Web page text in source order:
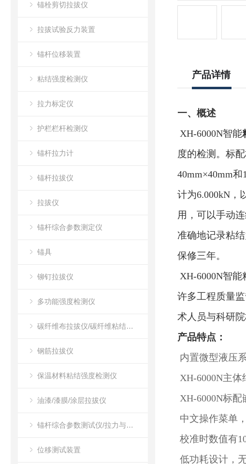
锚栓剪切拉拔仪
拉拔试验反力装置
锚杆位移装置
粘结强度检测仪
拉力标定仪
护栏栏杆检测仪
锚杆拉力计
锚杆拉拔仪
拉拔仪
锚杆综合参数测定仪
锚具
铆钉拉拔仪
多功能强度检测仪
碳纤维布拉拔仪/碳纤维粘结强度检测仪
钢筋拉拔仪
保温材料粘结强度检测仪
油漆/漆膜/涂层拉拔仪
锚杆综合参数测试仪/拉力与位移测试装置
位移测试装置
产品详情
一、概述
XH-6000N智能
度的检测。标
40mm×40mm
计为6.000kN，
用，可以手动
准确地记录粘
保修三年。
XH-6000N智
许多工程质量
术人员与科研
产品特点：
内置微型液压
XH-6000N主
XH-6000N标配
中文操作菜单
校准时数值有
低功耗设计，